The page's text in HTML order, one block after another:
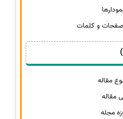
و کلمات
مقاله
مقاله
مجله